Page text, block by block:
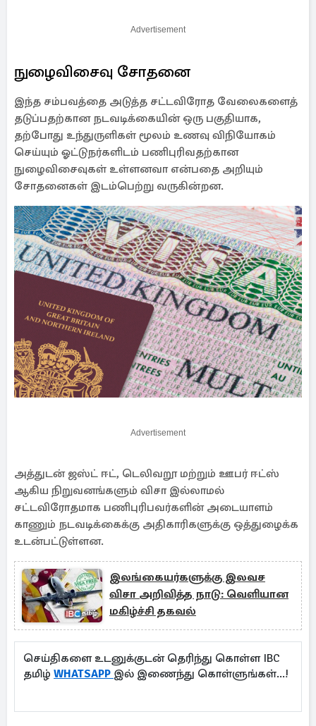
Advertisement
நுழைவிசைவு சோதனை
இந்த சம்பவத்தை அடுத்த சட்டவிரோத வேலைகளைத்
தடுப்பதற்கான நடவடிக்கையின் ஒரு பகுதியாக,
தற்போது உந்துருளிகள் மூலம் உணவு விநியோகம்
செய்யும் ஓட்டுநர்களிடம் பணிபுரிவதற்கான
நுழைவிசைவுகள் உள்ளனவா என்பதை அறியும்
சோதனைகள் இடம்பெற்று வருகின்றன.
Advertisement
அத்துடன் ஜஸ்ட் ஈட், டெலிவறூ மற்றும் ஊபர் ஈட்ஸ்
ஆகிய நிறுவனங்களும் விசா இல்லாமல்
சட்டவிரோதமாக பணிபுரிபவர்களின் அடையாளம்
காணும் நடவடிக்கைக்கு அதிகாரிகளுக்கு ஒத்துழைக்க
உடன்பட்டுள்ளன.
இலங்கையர்களுக்கு இலவச
விசா அறிவித்த நாடு: வெளியான
மகிழ்ச்சி தகவல்
செய்திகளை உடனுக்குடன் தெரிந்து கொள்ள IBC
தமிழ் WHATSAPP இல் இணைந்து கொள்ளுங்கள்...!